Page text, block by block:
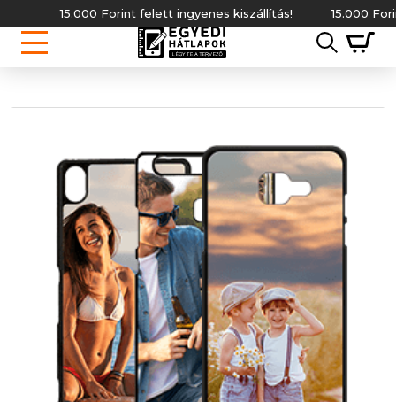
15.000 Forint felett ingyenes kiszállítás! 15.000 Forint